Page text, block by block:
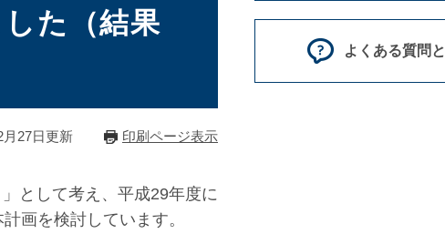
た（結果
月27日更新 印刷ページ表示
として考え、平成29年度に
画を検討しています。
よくある質問